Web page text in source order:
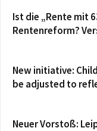
Ist die „Rente mit
Rentenreform?
New initiative:
be adjusted to
Neuer Vorstoß: